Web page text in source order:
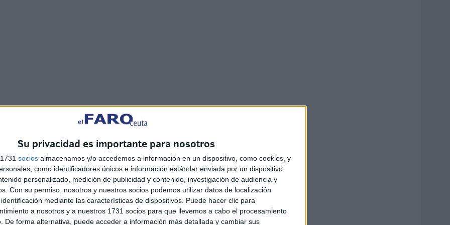
Su privacidad es importante para nosotros
socios almacenamos y/o accedemos a información en un dispositivo, como cookies, y
como identificadores únicos e información estándar enviada por un dispositivo
personalizado, medición de publicidad y contenido, investigación de audiencia y
Con su permiso, nosotros y nuestros socios podemos utilizar datos de localización
mediante las características de dispositivos. Puede hacer clic para
a nosotros y a nuestros 1731 socios para que llevemos a cabo el procesamiento
De forma alternativa, puede acceder a información más detallada y cambiar sus
reestructurando el comercio mundial en beneficio de
relanzando las obras de remodelación y ampliación
de su costa atlántica y mediterránea, con objeto de
la pasividad española. En efecto, esta pasiva
Ceuta, Melilla y otros puertos peninsulares,
en una amplia zona.